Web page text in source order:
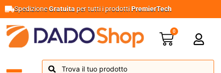
SpedizioneGratuita per tutti i prodottiPremierTech
0